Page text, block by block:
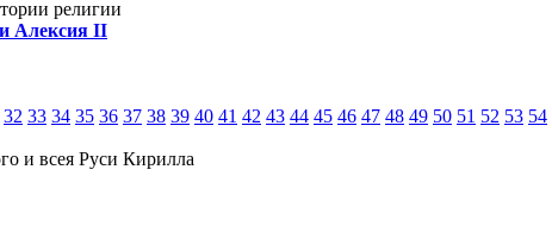
религии
Алексия II
32 33 34 35 36 37 38 39 40 41 42 43 44 45 46 47 48 49 50 51 52 53 54
и всея Руси Кирилла